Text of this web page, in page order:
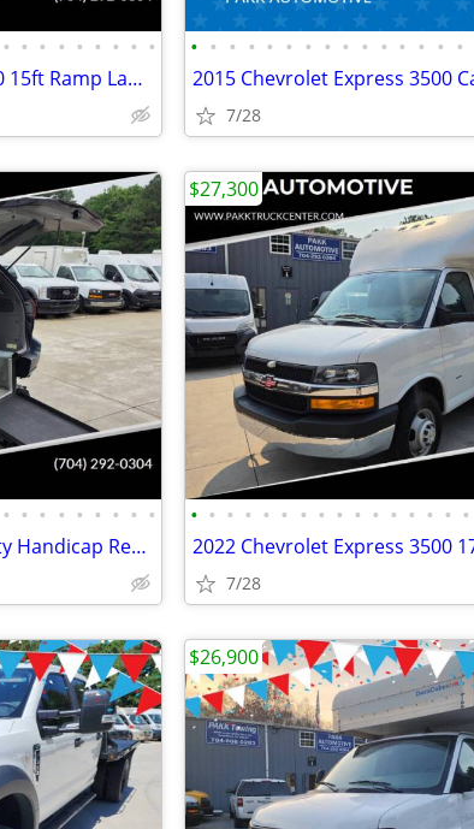
• • • • • • • • •
2023 GMC Savana G3500 3500 15ft Ramp Landscape Flatbed Stake Bed Truck
• • • • • • • • • • • • • • •
7/28
• • • • • • • • •
2009 Toyota Sienna LE Mobility Handicap Rear Entry Wheelchair Ramp Van
• • • • • • • • • • • • • • • •
7/28
$27,300
$26,900